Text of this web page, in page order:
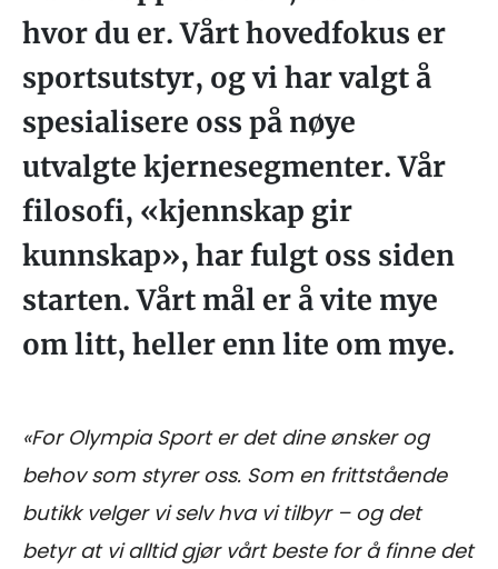
hvor du er. Vårt hovedfokus er
sportsutstyr, og vi har valgt å
spesialisere oss på nøye
utvalgte kjernesegmenter. Vår
filosofi, «kjennskap gir
kunnskap», har fulgt oss siden
starten. Vårt mål er å vite mye
om litt, heller enn lite om mye.
«For Olympia Sport er det dine ønsker og
behov som styrer oss. Som en frittstående
butikk velger vi selv hva vi tilbyr – og det
betyr at vi alltid gjør vårt beste for å finne det